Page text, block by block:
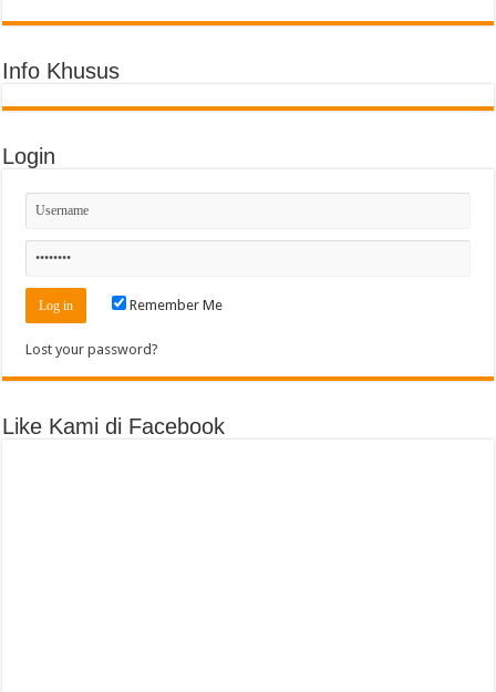
Info Khusus
Login
Remember Me
Lost your password?
Like Kami di Facebook